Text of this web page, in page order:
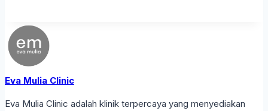
Eva Mulia Clinic
Eva Mulia Clinic adalah klinik terpercaya yang menyediakan